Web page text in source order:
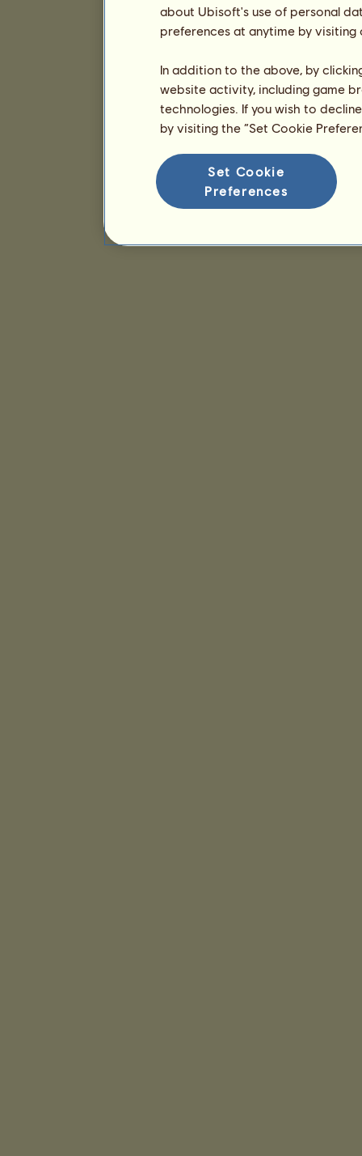
about Ubisoft's use of personal
preferences at anytime by
In addition to the above, by
website activity, including game
technologies. If you wish to
by visiting the “Set Cookie
Set Cookie
Preferences